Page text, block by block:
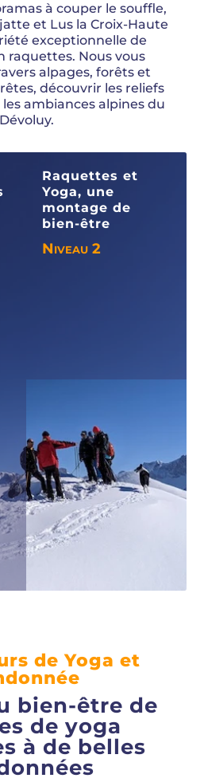
à couper le souffle,
et Lus la Croix-Haute
exceptionnelle de
raquettes. Nous vous
alpages, forêts et
découvrir les reliefs
ambiances alpines du
Dévoluy.
Raquettes et
Yoga, une
montage de
bien-être
Niveau 2
de Yoga et
bien-être de
de yoga
à de belles